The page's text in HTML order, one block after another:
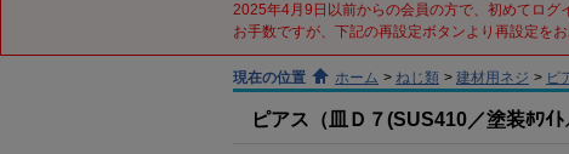
2025年4月9日以前からの会員の方で、初めてログ
お手数ですが、下記の再設定ボタンより再設定をお
現在の位置 ホーム > ねじ類 > 建材用ネジ > ピ
ピアス（皿Ｄ７(SUS410／塗装ﾎﾜｲ